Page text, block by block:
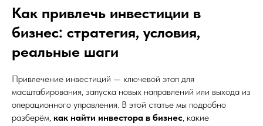
Как привлечь инвестиции в
бизнес: стратегия, условия,
реальные шаги
Привлечение инвестиций — ключевой этап для
масштабирования, запуска новых направлений или выхода из
операционного управления. В этой статье мы подробно
разберём, как найти инвестора в бизнес , какие